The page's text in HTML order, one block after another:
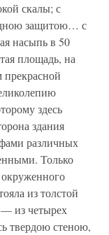
скалы; с
защитою… с
насыпь в 50
площадь, на
прекрасной
здесь
здания
различных
Только
из толстой
из четырех
твердою стеною,